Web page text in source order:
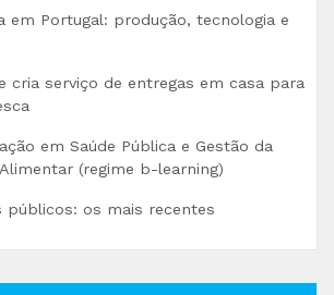
em Portugal: produção, tecnologia e
cria serviço de entregas em casa para
em Saúde Pública e Gestão da
(regime b-learning)
públicos: os mais recentes